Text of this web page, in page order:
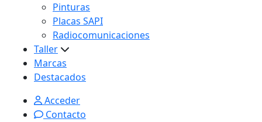
Pinturas
Placas SAPI
Radiocomunicaciones
Taller
Marcas
Destacados
Acceder
Contacto